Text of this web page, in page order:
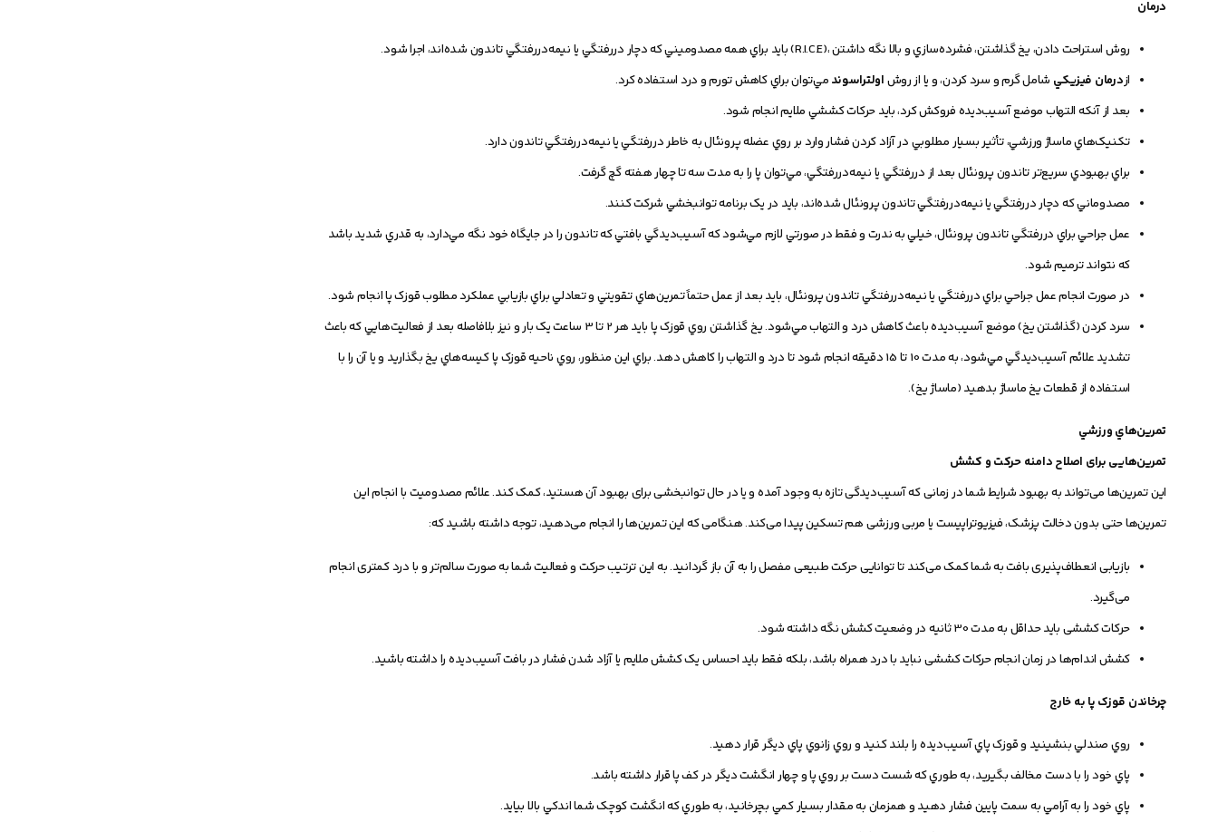
درمان
روش استراحت دادن، يخ گذاشتن، فشرده‌سازي و بالا نگه داشتن ،(R.I.C.E) بايد براي همه مصدوميني که دچار دررفتگي يا نيمه‌دررفتگي تاندون شده‌اند، اجرا شود.
ازدرمان فيزيکي شامل گرم و سرد کردن، و يا از روش اولتراسوند مي‌توان براي کاهش تورم و درد استفاده کرد.
بعد از آنکه التهاب موضع آسيب‌ديده فروکش کرد، بايد حرکات کششي ملايم انجام شود.
تکنيک‌هاي ماساژ ورزشي، تأثير بسيار مطلوبي در آزاد کردن فشار وارد بر روي عضله پرونئال به خاطر دررفتگي يا نيمه‌دررفتگي تاندون دارد.
براي بهبودي سريع‌تر تاندون پرونئال بعد از دررفتگي يا نيمه‌دررفتگي، مي‌توان پا را به مدت سه تا چهار هفته گچ گرفت.
مصدوماني که دچار دررفتگي يا نيمه‌دررفتگي تاندون پرونئال شده‌اند، بايد در يک برنامه توانبخشي شرکت کنند.
عمل جراحي براي دررفتگي تاندون پرونئال، خيلي به ندرت و فقط در صورتي لازم مي‌شود که آسيب‌ديدگي بافتي که تاندون را در جايگاه خود نگه مي‌دارد، به قدري شديد باشد
که نتواند ترميم شود.
در صورت انجام عمل جراحي براي دررفتگي يا نيمه‌دررفتگي تاندون پرونئال، بايد بعد از عمل حتماً تمرين‌هاي تقويتي و تعادلي براي بازيابي عملکرد مطلوب قوزک پا انجام شود.
سرد کردن (گذاشتن يخ) موضع آسيب‌ديده باعث کاهش درد و التهاب مي‌شود. يخ گذاشتن روي قوزک پا بايد هر 2 تا 3 ساعت يک بار و نيز بلافاصله بعد از فعاليت‌هايي که باعث
تشديد علائم آسيب‌ديدگي مي‌شود، به مدت 10 تا 15 دقيقه انجام شود تا درد و التهاب را کاهش دهد. براي اين منظور، روي ناحيه قوزک پا کيسه‌هاي يخ بگذاريد و يا آن را با
استفاده از قطعات يخ ماساژ بدهيد (ماساژ يخ).
تمرين‌هاي ورزشي
تمرین‌هایی برای اصلاح دامنه حرکت و کشش
این تمرین‌ها می‌تواند به بهبود شرایط شما در زمانی که آسیب‌دیدگی تازه به وجود آمده و یا در حال توانبخشی برای بهبود آن هستید، کمک کند. علائم مصدومیت با انجام این
تمرین‌ها حتی بدون دخالت پزشک، فیزیوتراپیست یا مربی ورزشی هم تسکین پیدا می‌کند. هنگامی که این تمرین‌ها را انجام می‌دهید، توجه داشته باشید که:
بازیابی انعطاف‌پذیری بافت به شما کمک می‌کند تا توانایی حرکت طبیعی مفصل را به آن باز گردانید. به این ترتیب حرکت و فعالیت شما به صورت سالم‌تر و با درد کمتری انجام
می‌گیرد.
حرکات کششی باید حداقل به مدت 30 ثانیه در وضعیت کشش نگه داشته شود.
کشش اندام‌ها در زمان انجام حرکات کششی نباید با درد همراه باشد، بلکه فقط باید احساس یک کشش ملایم یا آزاد شدن فشار در بافت آسیب‌دیده را داشته باشید.
چرخاندن قوزک پا به خارج
روي صندلي بنشينيد و قوزک پاي آسيب‌ديده را بلند کنيد و روي زانوي پاي ديگر قرار دهيد.
پاي خود را با دست مخالف بگيريد، به طوري که شست دست بر روي پا و چهار انگشت ديگر در کف پا قرار داشته باشد.
پاي خود را به آرامي به سمت پايين فشار دهيد و همزمان به مقدار بسيار کمي بچرخانيد، به طوري که انگشت کوچک شما اندکي بالا بيايد.